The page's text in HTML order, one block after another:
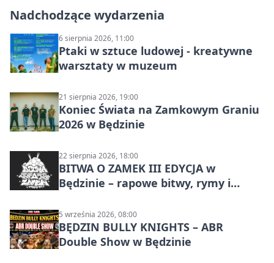
Nadchodzące wydarzenia
6 sierpnia 2026, 11:00
Ptaki w sztuce ludowej - kreatywne
warsztaty w muzeum
21 sierpnia 2026, 19:00
Koniec Świata na Zamkowym Graniu
2026 w Będzinie
22 sierpnia 2026, 18:00
BITWA O ZAMEK III EDYCJA w
Będzinie – rapowe bitwy, rymy i
5 września 2026, 08:00
BĘDZIN BULLY KNIGHTS – ABR
Double Show w Będzinie